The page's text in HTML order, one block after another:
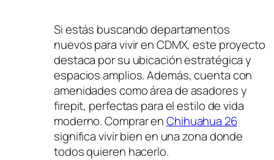
Si estás buscando departamentos
nuevos para vivir en CDMX, este proyecto
destaca por su ubicación estratégica y
espacios amplios. Además, cuenta con
amenidades como área de asadores y
firepit, perfectas para el estilo de vida
moderno. Comprar enChihuahua 26
significa vivir bien en una zona donde
todos quieren hacerlo.